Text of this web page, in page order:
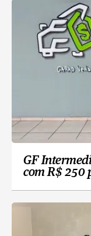
GF
com R$ 250